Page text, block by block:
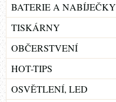
BATERIE A NABÍJEČKY
TISKÁRNY
OBČERSTVENÍ
HOT-TIPS
OSVĚTLENÍ, LED